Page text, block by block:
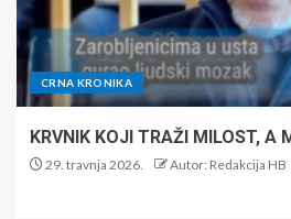
CRNA KRONIKA
KRVNIK KOJI TRAŽI MILOST, A
29. travnja 2026. Autor: Redakcija HB